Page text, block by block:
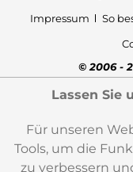
Impressum
So
© 2006 -
Lassen Sie
Für unseren
Tools, um die
zu verbessern